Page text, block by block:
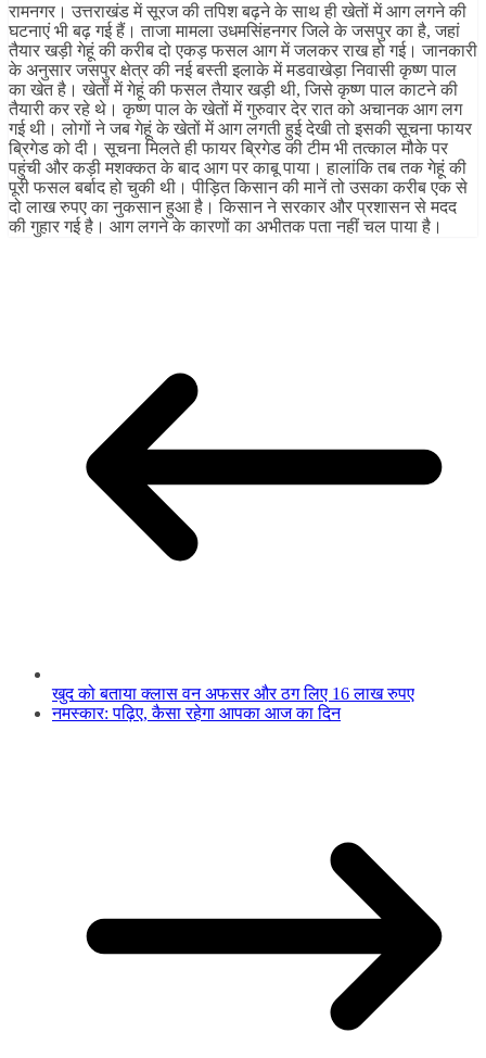
रामनगर। उत्तराखंड में सूरज की तपिश बढ़ने के साथ ही खेतों में आग लगने की
घटनाएं भी बढ़ गई हैं। ताजा मामला उधमसिंहनगर जिले के जसपुर का है, जहां
तैयार खड़ी गेहूं की करीब दो एकड़ फसल आग में जलकर राख हो गई। जानकारी
के अनुसार जसपुर क्षेत्र की नई बस्ती इलाके में मडवाखेड़ा निवासी कृष्ण पाल
का खेत है। खेतों में गेहूं की फसल तैयार खड़ी थी, जिसे कृष्ण पाल काटने की
तैयारी कर रहे थे। कृष्ण पाल के खेतों में गुरुवार देर रात को अचानक आग लग
गई थी। लोगों ने जब गेहूं के खेतों में आग लगती हुई देखी तो इसकी सूचना फायर
ब्रिगेड को दी। सूचना मिलते ही फायर ब्रिगेड की टीम भी तत्काल मौके पर
पहुंची और कड़ी मशक्कत के बाद आग पर काबू पाया। हालांकि तब तक गेहूं की
पूरी फसल बर्बाद हो चुकी थी। पीड़ित किसान की मानें तो उसका करीब एक से
दो लाख रुपए का नुकसान हुआ है। किसान ने सरकार और प्रशासन से मदद
की गुहार गई है। आग लगने के कारणों का अभीतक पता नहीं चल पाया है।
खुद को बताया क्लास वन अफसर और ठग लिए 16 लाख रुपए
नमस्कार: पढ़िए, कैसा रहेगा आपका आज का दिन